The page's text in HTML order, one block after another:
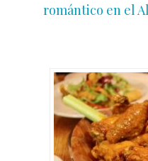
romántico en el